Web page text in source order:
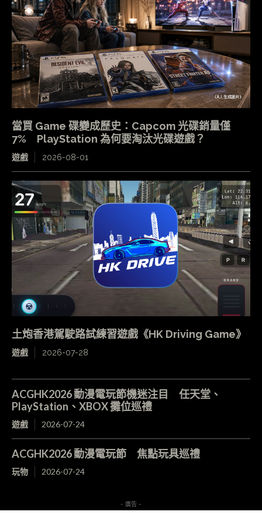
當買 Game 碟變成歷史：Capcom 光碟銷量僅
7% PlayStation 為何要淘汰光碟遊戲？
遊戲 2026-08-01
土炮香港駕駛路試練習遊戲《HK Driving Game》
遊戲 2026-07-28
ACGHK2026 動漫電玩節機迷注目 任天堂、
PlayStation、XBOX 攤位巡禮
遊戲 2026-07-24
ACGHK2026 動漫電玩節 焦點玩具巡禮
玩物 2026-07-24
- 廣告 -